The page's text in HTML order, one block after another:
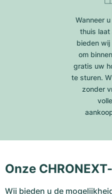
Wanneer
thuis laat
bieden
om
gratis uw
te sturen.
zonder
Onze
Wij bieden u de